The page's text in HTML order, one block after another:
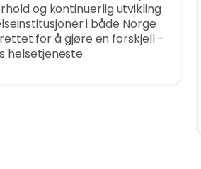
og kontinuerlig utvikling
i både Norge
for å gjøre en forskjell –
helsetjeneste.